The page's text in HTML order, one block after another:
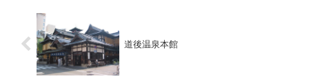
道後温泉本館